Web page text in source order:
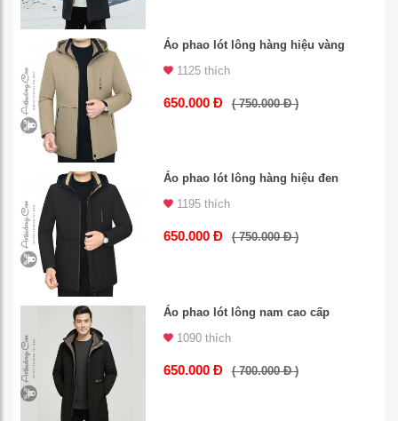
Áo phao lót lông hàng hiệu vàng
1125 thích
650.000 Đ ( 750.000 Đ )
Áo phao lót lông hàng hiệu đen
1195 thích
650.000 Đ ( 750.000 Đ )
Áo phao lót lông nam cao cấp
1090 thích
650.000 Đ ( 700.000 Đ )